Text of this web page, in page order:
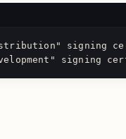
signing
signing